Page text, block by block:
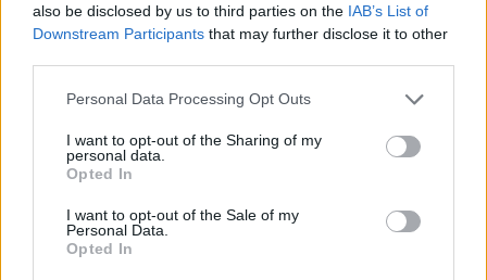
also be disclosed by us to third parties on the IAB’s List of
Downstream Participants that may further disclose it to other
Please note that this website/app uses one or more Google
not limited to your visit or usage behaviour. You may click to
grant or deny consent to Google and its third-party tags to
use your data for below specified purposes in below Google
consent section.
Personal Data Processing Opt Outs
I want to opt-out of the Sharing of my
personal data.
Opted In
I want to opt-out of the Sale of my
Personal Data.
Opted In
Continua a leggere